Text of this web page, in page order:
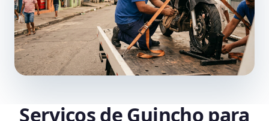
Serviços de Guincho para